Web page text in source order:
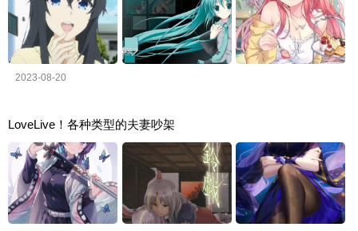
2023-08-20
LoveLive！各种类型的夫妻吵架